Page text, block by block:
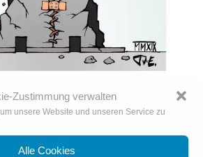
Zustimmung verwalten
unsere Website und unseren Service zu
Alle Cookies
+ Commerzbank
der Woche,Karikaturen 2019